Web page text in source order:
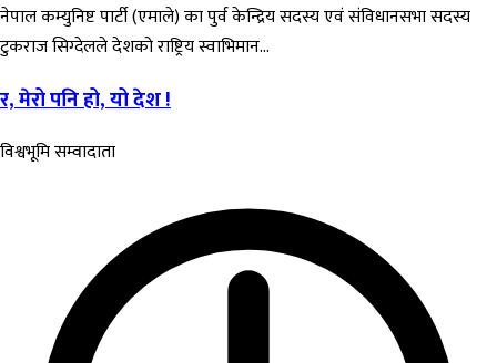
नेपाल कम्युनिष्ट पार्टी (एमाले) का पुर्व केन्द्रिय सदस्य एवं संविधानसभा सदस्य
टुकराज सिग्देलले देशको राष्ट्रिय स्वाभिमान...
र, मेरो पनि हो, यो देश !
विश्वभूमि सम्वादाता